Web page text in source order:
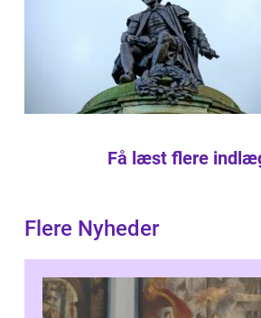
Få læst flere
Flere Nyheder